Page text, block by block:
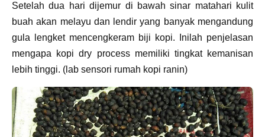
Setelah dua hari dijemur di bawah sinar matahari kulit
buah akan melayu dan lendir yang banyak mengandung
gula lengket mencengkeram biji kopi. Inilah penjelasan
mengapa kopi dry process memiliki tingkat kemanisan
lebih tinggi. (lab sensori rumah kopi ranin)